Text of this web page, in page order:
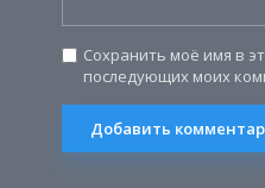
Сохранить моё имя в
последующих моих